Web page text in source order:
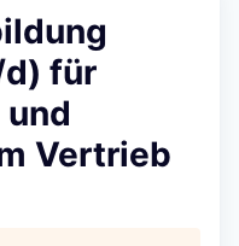
für
Vertrieb